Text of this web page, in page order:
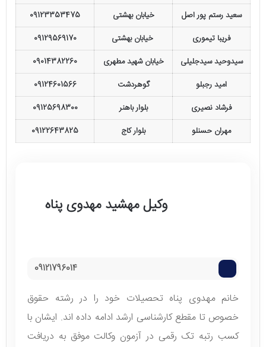
سعید رستم پور اصل
خیابان بهشتی
09123353475
فریبا تیموری
خیابان بهشتی
09129569170
سیدوحید سیدجلیلی
خیابان شهید مطهری
09014382260
امید رجبلو
گوهردشت
09124601566
فرشاد نصیری
بلوار باهنر
09125698300
مهران حسنلو
بلوار کاج 09122643825
وکیل مهشید مهدوی پناه
09121796014
خانم مهدوی پناه تحصیلات خود را در رشته حقوق
خصوص تا مقطع کارشناسی ارشد ادامه داده اند. ایشان با
کسب رتبه تک رقمی در آزمون وکالت موفق به دریافت